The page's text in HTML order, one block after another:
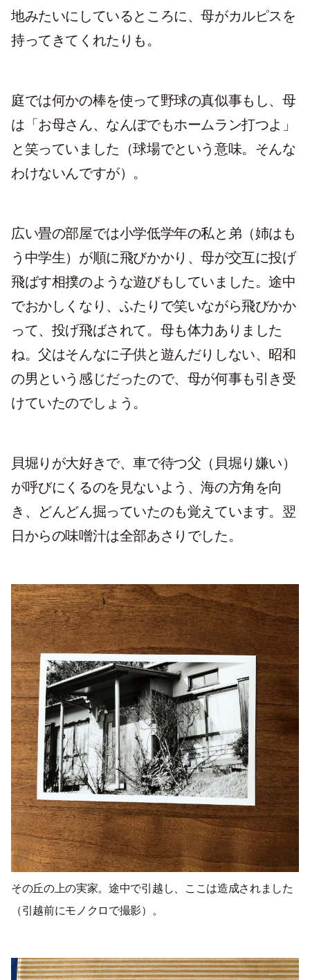
地みたいにしているところに、母がカルピスを
持ってきてくれたりも。
庭では何かの棒を使って野球の真似事もし、母
は「お母さん、なんぼでもホームラン打つよ」
と笑っていました（球場でという意味。そんな
わけないんですが）。
広い畳の部屋では小学低学年の私と弟（姉はも
う中学生）が順に飛びかかり、母が交互に投げ
飛ばす相撲のような遊びもしていました。途中
でおかしくなり、ふたりで笑いながら飛びかか
って、投げ飛ばされて。母も体力ありました
ね。父はそんなに子供と遊んだりしない、昭和
の男という感じだったので、母が何事も引き受
けていたのでしょう。
貝堀りが大好きで、車で待つ父（貝堀り嫌い）
が呼びにくるのを見ないよう、海の方角を向
き、どんどん掘っていたのも覚えています。翌
日からの味噌汁は全部あさりでした。
その丘の上の実家。途中で引越し、 ここは造成されました
（引越前にモノクロで撮影）。